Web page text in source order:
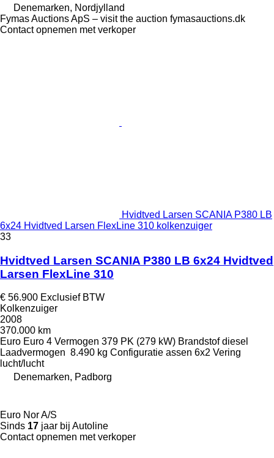
Denemarken, Nordjylland
Fymas Auctions ApS – visit the auction fymasauctions.dk
Contact opnemen met verkoper
Hvidtved Larsen SCANIA P380 LB
6x24 Hvidtved Larsen FlexLine 310 kolkenzuiger
33
Hvidtved Larsen SCANIA P380 LB 6x24 Hvidtved
Larsen FlexLine 310
€ 56.900 Exclusief BTW
Kolkenzuiger
2008
370.000 km
Euro Euro 4 Vermogen 379 PK (279 kW) Brandstof diesel
Laadvermogen 8.490 kg Configuratie assen 6x2 Vering
lucht/lucht
Denemarken, Padborg
Euro Nor A/S
Sinds 17 jaar bij Autoline
Contact opnemen met verkoper